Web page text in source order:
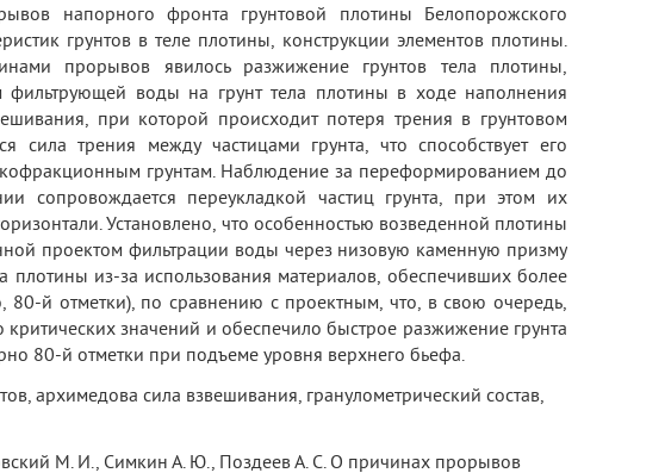
напорного фронта грунтовой плотины Белопорожского
грунтов в теле плотины, конструкции элементов плотины.
прорывов явилось разжижение грунтов тела плотины,
фильтрующей воды на грунт тела плотины в ходе наполнения
при которой происходит потеря трения в грунтовом
сила трения между частицами грунта, что способствует его
грунтам. Наблюдение за переформированием до
сопровождается переукладкой частиц грунта, при этом их
Установлено, что особенностью возведенной плотины
проектом фильтрации воды через низовую каменную призму
плотины из-за использования материалов, обеспечивших более
80-й отметки), по сравнению с проектным, что, в свою очередь,
значений и обеспечило быстрое разжижение грунта
80-й отметки при подъеме уровня верхнего бьефа.
архимедова сила взвешивания, гранулометрический состав,
М. И., Симкин А. Ю., Поздеев А. С. О причинах прорывов